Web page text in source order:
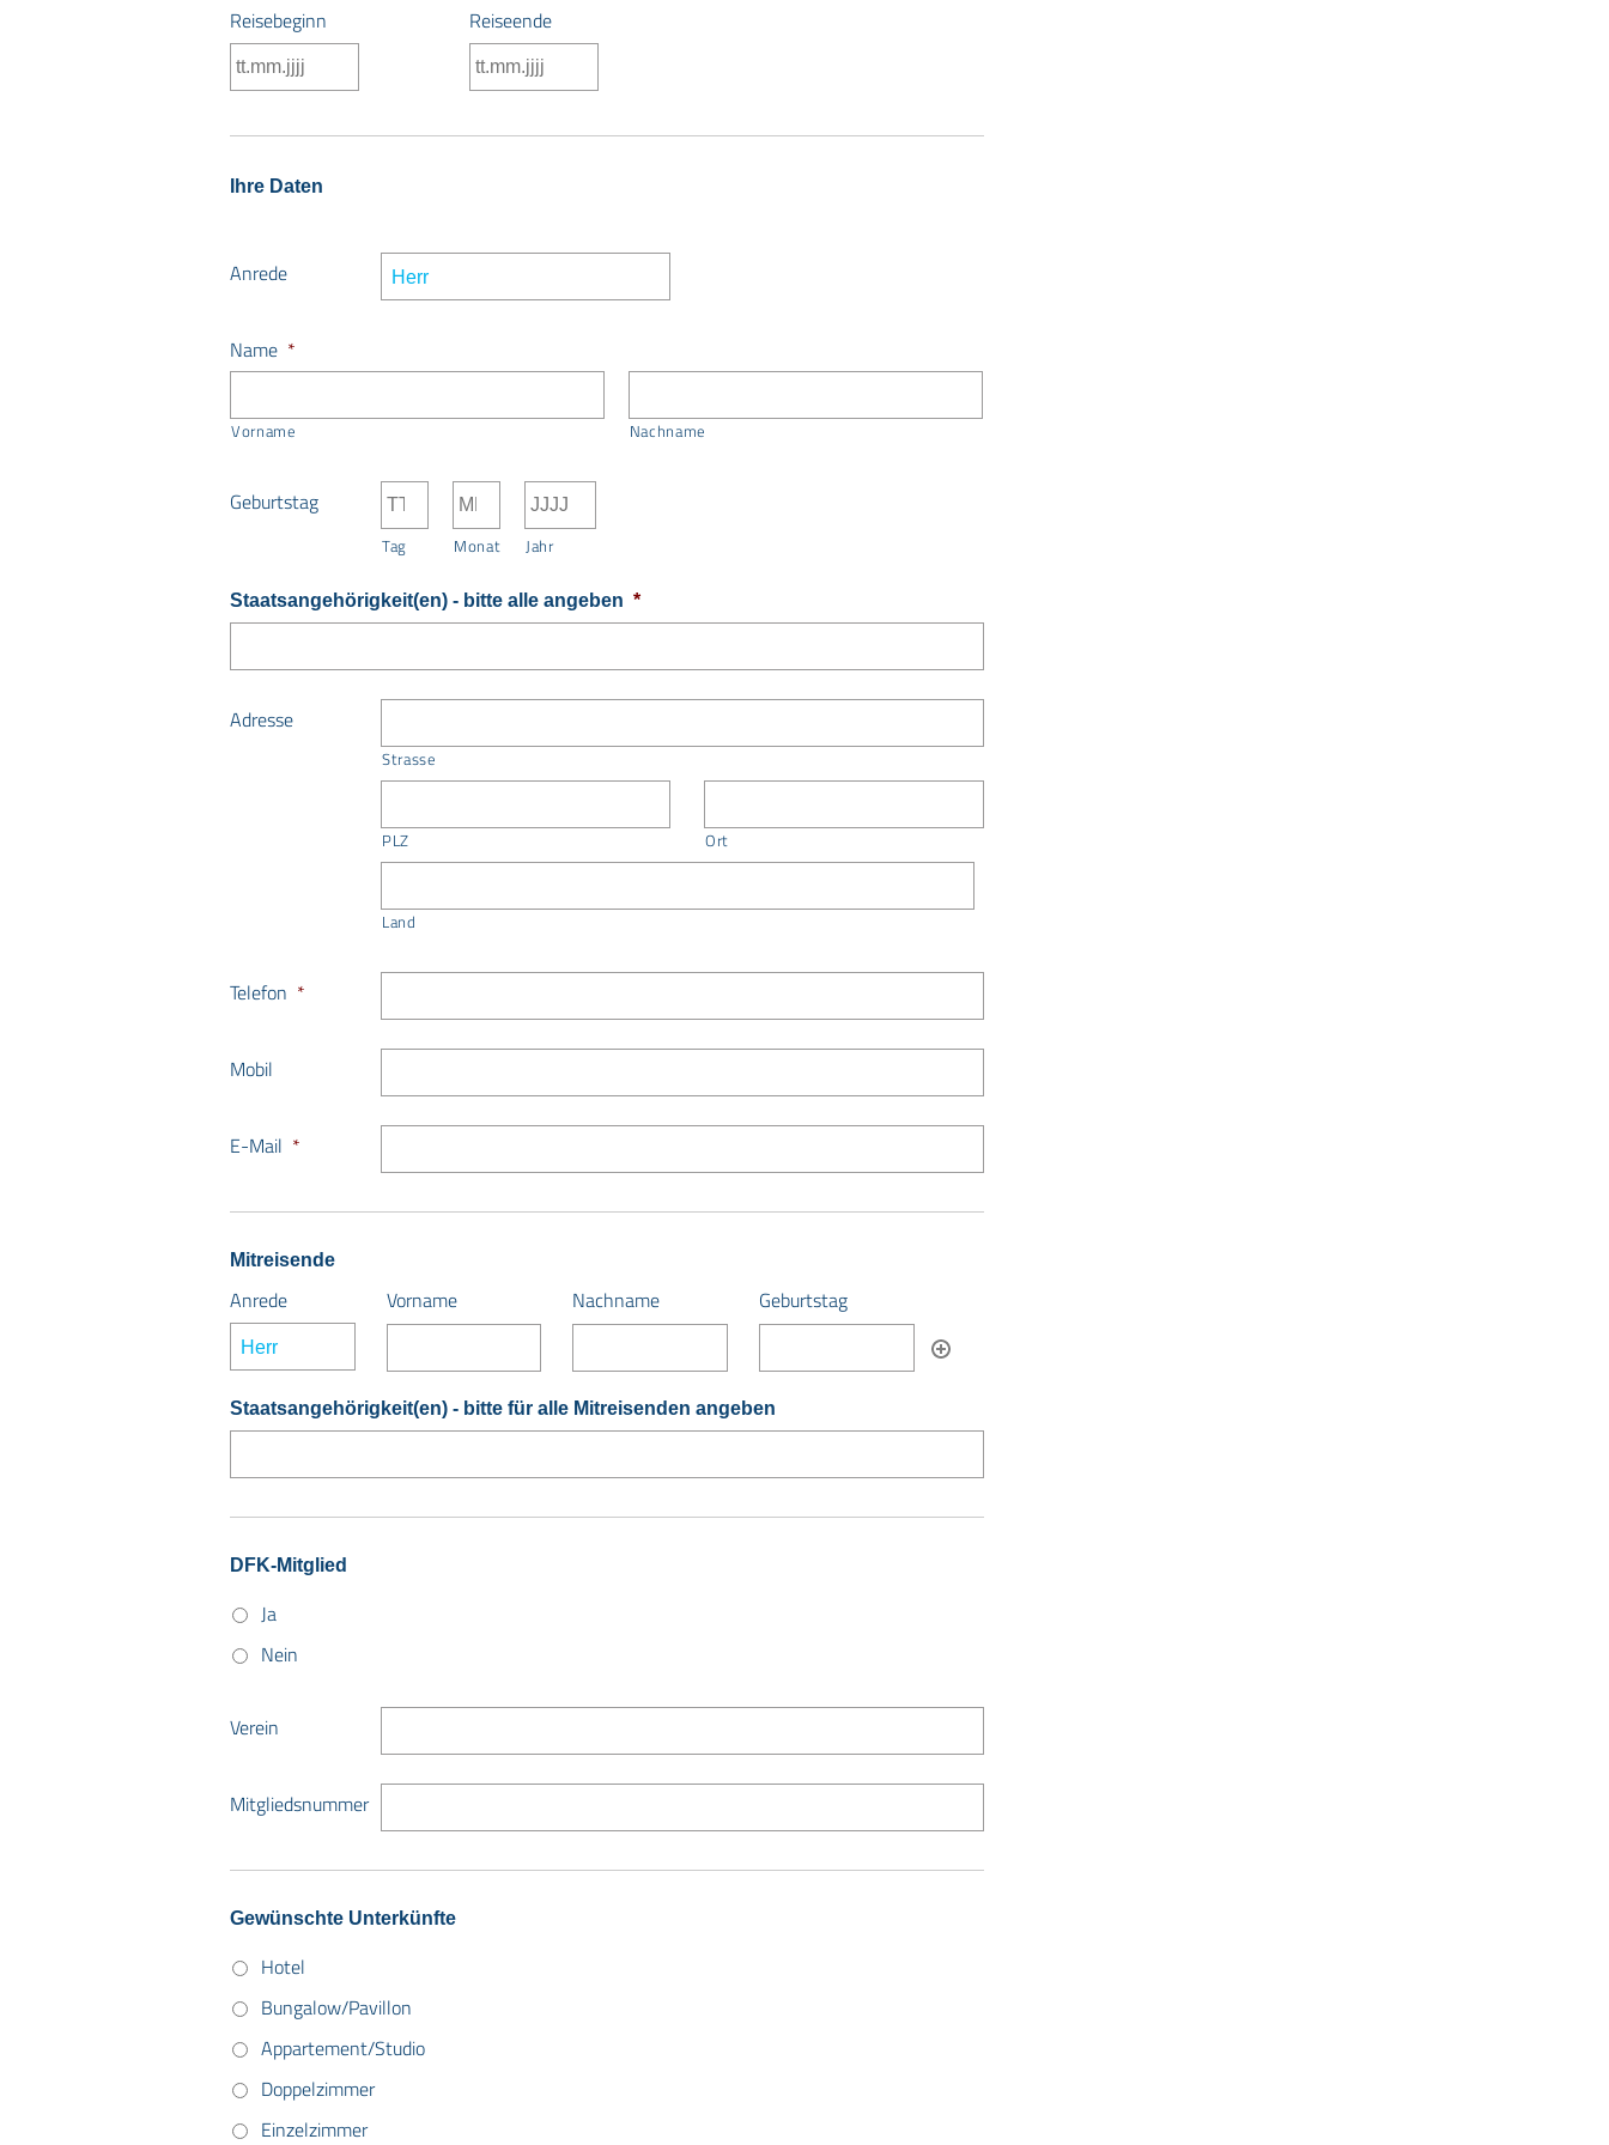
Reisebeginn
Punkt
Reiseende
Punkt
Ihre Daten
Anrede
Name *
Vorname Nachname
Geburtstag
Tag Monat Jahr
Staatsangehörigkeit(en) - bitte alle angeben *
Adresse
Strasse
PLZ Ort
Land
Telefon *
Mobil
E-Mail *
Mitreisende
Anrede Vorname Nachname Geburtstag
Staatsangehörigkeit(en) - bitte für alle Mitreisenden angeben
DFK-Mitglied
Ja
Nein
Verein
Mitgliedsnummer
Gewünschte Unterkünfte
Hotel
Bungalow/Pavillon
Appartement/Studio
Doppelzimmer
Einzelzimmer